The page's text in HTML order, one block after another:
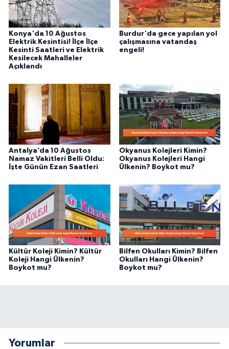
Konya'da 10 Ağustos
Elektrik Kesintisi! İlçe İlçe
Kesinti Saatleri ve Elektrik
Kesilecek Mahalleler
Açıklandı
Burdur'da gece yapılan yol
çalışmasına vatandaş
engeli!
Antalya’da 10 Ağustos
Namaz Vakitleri Belli Oldu:
İşte Günün Ezan Saatleri
Okyanus Kolejleri Kimin?
Okyanus Kolejleri Hangi
Ülkenin? Boykot mu?
Kültür Koleji Kimin? Kültür
Koleji Hangi Ülkenin?
Boykot mu?
Bilfen Okulları Kimin? Bilfen
Okulları Hangi Ülkenin?
Boykot mu?
Yorumlar